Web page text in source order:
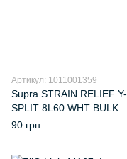
Артикул: 1011001359
Supra STRAIN RELIEF Y-
SPLIT 8L60 WHT BULK
90 грн